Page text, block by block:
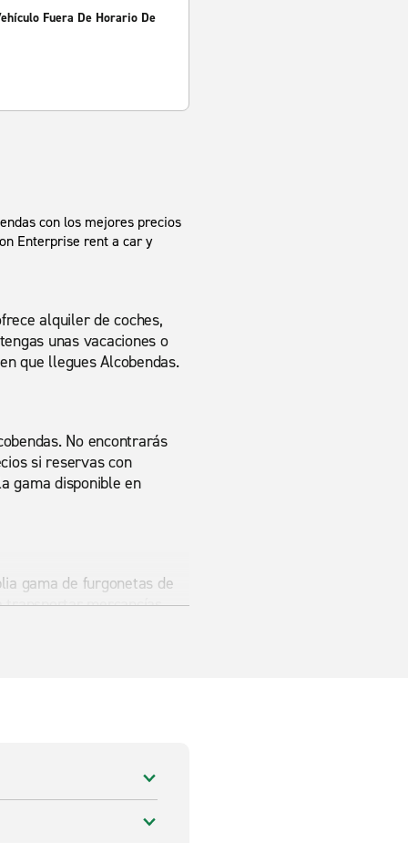
Fuera De Horario De
con los mejores precios
Enterprise rent a car y
alquiler de coches,
unas vacaciones o
que llegues Alcobendas.
No encontrarás
si reservas con
gama disponible en
gama de furgonetas de
transportar mercancías,
en alquiler de transporte,